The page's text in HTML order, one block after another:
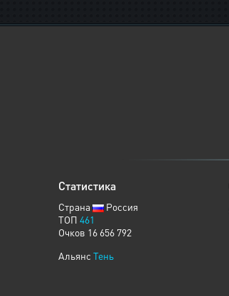
Статистика
Страна
Россия
ТОП 461
Очков 16 656 792
Альянс Тень